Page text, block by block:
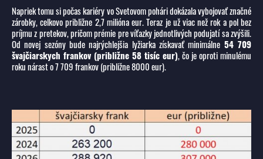
Napriek tomu si počas kariéry vo Svetovom pohári dokázala vybojovať značné
zárobky, celkovo približne 2,7 milióna eur. Teraz je už viac než rok a pol bez
príjmu z pretekov, pričom prémie pre víťazky jednotlivých podujatí sa zvýšili.
Od novej sezóny bude najrýchlejšia lyžiarka získavať minimálne 54 709
švajčiarskych frankov (približne 58 tisíc eur), čo je oproti minulému
roku nárast o 7 709 frankov (približne 8000 eur).